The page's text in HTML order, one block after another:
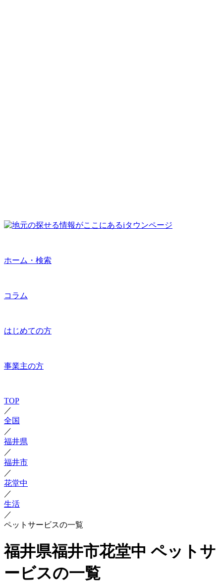
ホーム・検索
コラム
はじめての方
事業主の方
TOP
／
全国
／
福井県
／
福井市
／
花堂中
／
生活
／
ペットサービスの一覧
福井県福井市花堂中 ペットサ
ービスの一覧